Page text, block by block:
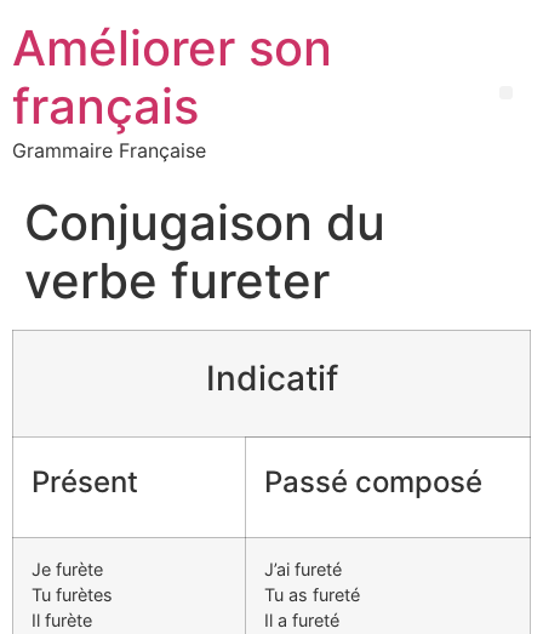
Améliorer son
français
Grammaire Française
Conjugaison du
verbe fureter
Indicatif
Présent Passé composé
Je furète
Tu furètes
Il furète
J’ai fureté
Tu as fureté
Il a fureté